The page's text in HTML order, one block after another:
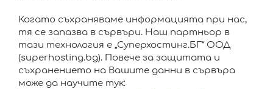
Когато съхраняваме информацията при нас,
тя се запазва в сървъри. Наш партньор в
тази технология е „Суперхостинг.БГ“ ООД
(superhosting.bg). Повече за защитата и
съхранението на Вашите данни в сървъра
може да научите тук: